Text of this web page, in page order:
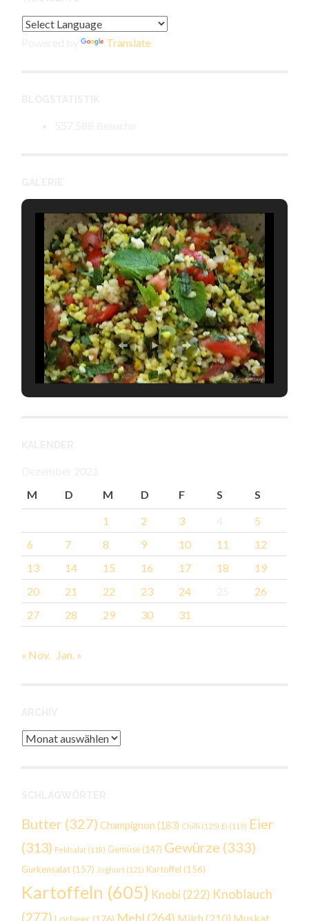
Powered by Translate
M
D M D F S
S
1
2 3
5
6
7 8 9 10 11
12
13
14 15 16 17 18
19
20
21 22 23 24
26
27
28 29 30 31
« Nov. Jan. »
Archiv
Butter (327) Champignon (183) Chilli (125) Ei (119) Eier
(313) Feldsalat (118) Gemüse (147) Gewürze (333)
Gurkensalat (157) Joghurt (121) Kartoffel (156)
Kartoffeln (605) Knobi (222) Knoblauch
(277) Lorbeer (176) Mehl (264) Milch (210) Muskat